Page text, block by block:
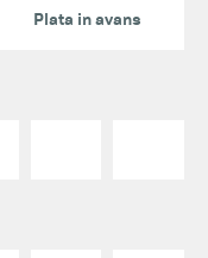
Plata in avans